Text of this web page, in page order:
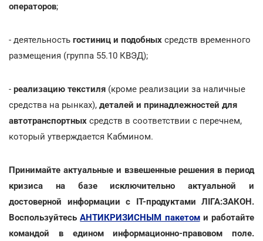
операторов;
- деятельность гостиниц и подобных средств временного
размещения (группа 55.10 КВЭД);
- реализацию текстиля (кроме реализации за наличные
средства на рынках), деталей и принадлежностей для
автотранспортных средств в соответствии с перечнем,
который утверждается Кабмином.
Принимайте актуальные и взвешенные решения в период
кризиса на базе исключительно актуальной и
достоверной информации с ІТ-продуктами ЛІГА:ЗАКОН.
ВоспользуйтесьАНТИКРИЗИСНЫМ пакетоми работайте
командой в едином информационно-правовом поле.